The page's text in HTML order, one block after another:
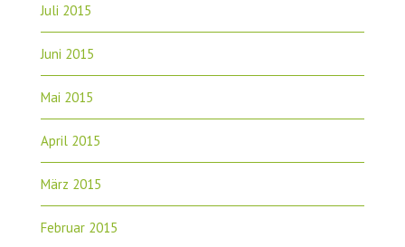
Juli 2015
Juni 2015
Mai 2015
April 2015
März 2015
Februar 2015